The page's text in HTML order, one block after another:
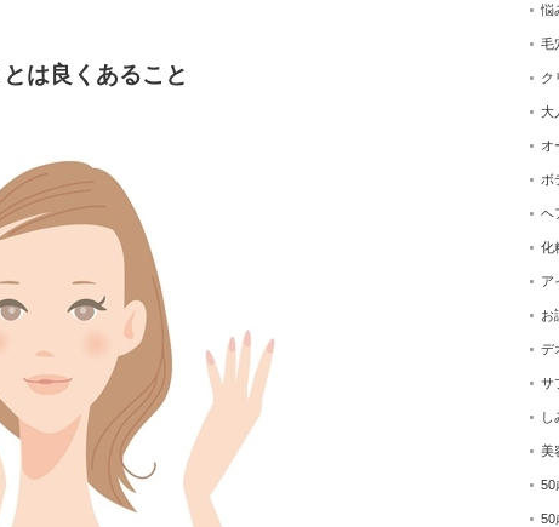
は良くあること
悩
毛
ク
大
オ
ボ
ヘ
化
ア
お
デ
サ
し
美
50
50